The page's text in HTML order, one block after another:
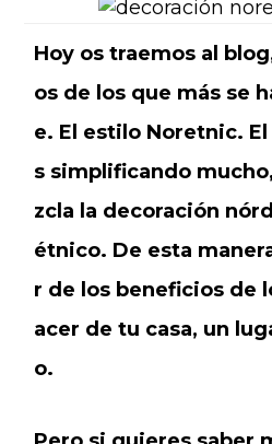
Hoy os traemos al
os de los que más se
e. El estilo Noretnic.
s simplificando
zcla la decoración
étnico. De esta
r de los beneficios de
acer de tu casa, un
o.